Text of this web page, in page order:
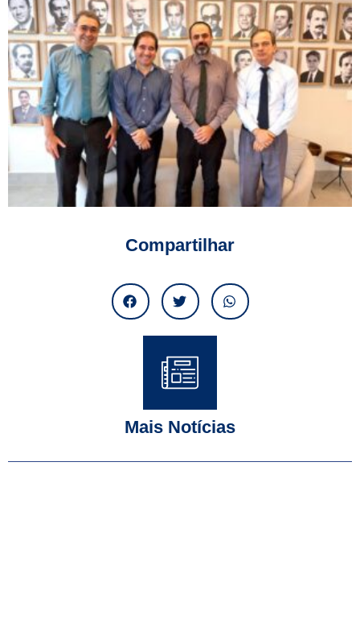
Compartilhar
Mais Notícias